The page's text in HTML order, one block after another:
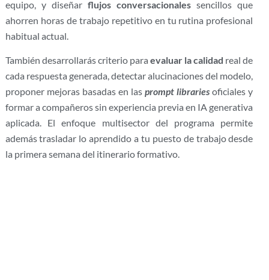
equipo, y diseñarflujos conversacionales sencillos que
ahorren horas de trabajo repetitivo en tu rutina profesional
habitual actual.
También desarrollarás criterio paraevaluar la calidad real de
cada respuesta generada, detectar alucinaciones del modelo,
proponer mejoras basadas en lasprompt libraries oficiales y
formar a compañeros sin experiencia previa en IA generativa
aplicada. El enfoque multisector del programa permite
además trasladar lo aprendido a tu puesto de trabajo desde
la primera semana del itinerario formativo.